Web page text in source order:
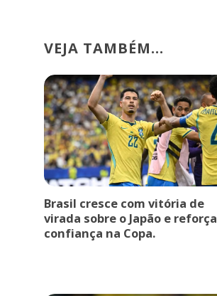
VEJA TAMBÉM...
Brasil cresce com vitória de
virada sobre o Japão e reforça
confiança na Copa.